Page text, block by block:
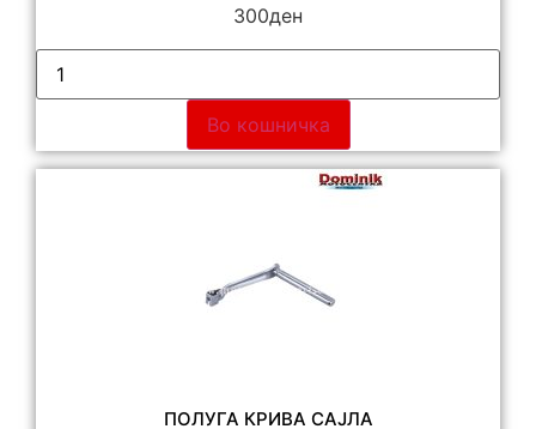
300ден
Во кошничка
ПОЛУГА КРИВА САЈЛА